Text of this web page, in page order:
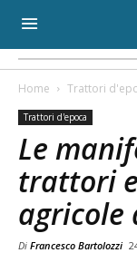
Home Trattori
Trattori d'epoca
Le
trattori
agricole
Di Francesco Bartolozzi